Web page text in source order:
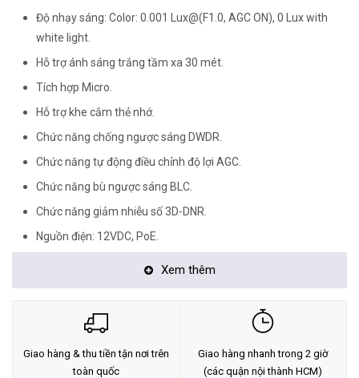
Độ nhạy sáng: Color: 0.001 Lux@(F1.0, AGC ON), 0 Lux with
white light.
Hỗ trợ ánh sáng trắng tầm xa 30 mét.
Tích hợp Micro.
Hỗ trợ khe cắm thẻ nhớ.
Chức năng chống ngược sáng DWDR.
Chức năng tự động điều chỉnh độ lợi AGC.
Chức năng bù ngược sáng BLC.
Chức năng giảm nhiễu số 3D-DNR.
Nguồn điện: 12VDC, PoE.
<Hotline: 0828.011.011 - (028)7300.2021 - VoHoang.vn>
TẠI ĐÂY
Xem thêm
Giao hàng & thu tiền tận nơi trên
toàn quốc
Giao hàng nhanh trong 2 giờ
(các quận nội thành HCM)